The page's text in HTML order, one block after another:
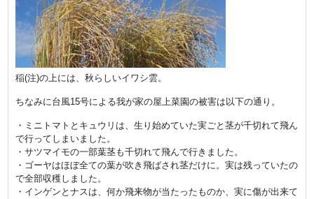
稲(注)の上には、秋らしいイワシ雲。
ちなみに台風15号による我が家の屋上菜園の被害は以下の通り。
・ミニトマトとキュウリは、生り始めていた実ごと茎が千切れて飛ん
で行ってしまいました。
・サツマイモの一部葉茎も千切れて飛んで行きました。
・ゴーヤはほぼ全ての葉が吹き飛ばされ茎だけに。実は残っていたの
で全部収穫しました。
・インゲンとナスは、何か飛来物が当たったものか、実に傷が出来て